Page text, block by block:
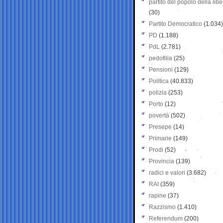
partito del popolo della
(30)
Partito Democratico (1.034)
PD (1.188)
PdL (2.781)
pedofilia (25)
Pensioni (129)
Politica (40.833)
polizia (253)
Porto (12)
povertà (502)
Presepe (14)
Primarie (149)
Prodi (52)
Provincia (139)
radici e valori (3.682)
RAI (359)
rapine (37)
Razzismo (1.410)
Referendum (200)